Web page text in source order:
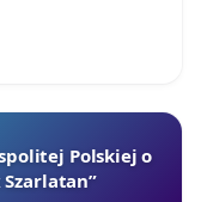
Polskiej o